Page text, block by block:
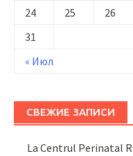
« Июл
24
25 26
31
СВЕЖИЕ ЗАПИСИ
La Centrul Perinatal